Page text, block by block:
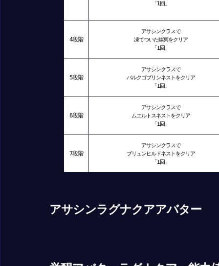
「1回」
4段階
アサシンクラスで
凍てついた幽冥をクリア
「1回」
5段階
アサシンクラスで
バルクゴブリンネストをクリア
「1回」
6段階
アサシンクラスで
ムエルトスネストをクリア
「1回」
7段階
アサシンクラスで
ブリュンヒルドネストをクリア
「1回」
アサシンラグナクアアバター